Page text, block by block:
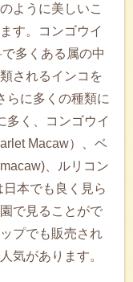
ように美しいこ
す。コンゴウイ
多くある属の中
されるインコを
らに多くの種類に
多く、コンゴウイ
Macaw）、ベ
、ルリコン
本でも良く見ら
で見ることがで
プでも販売され
気があります。